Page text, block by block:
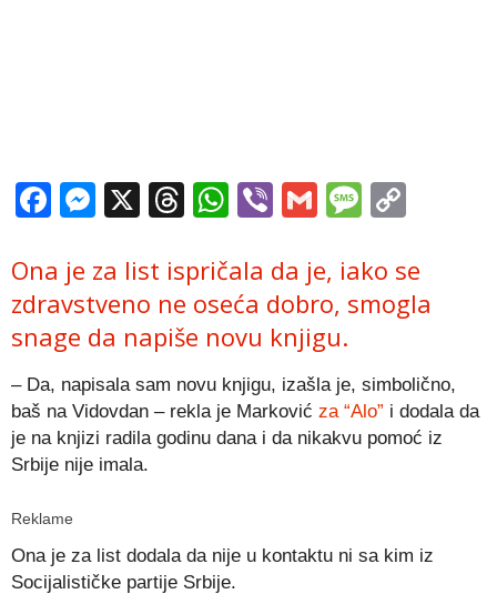
Facebook
Messenger
X Threads
WhatsApp
ViberGmail
Ona je za list ispričala da je, iako se
zdravstveno ne oseća dobro, smogla
snage da napiše novu knjigu.
– Da, napisala sam novu knjigu, izašla je, simbolično,
baš na Vidovdan – rekla je Marković za “Alo” i dodala da
je na knjizi radila godinu dana i da nikakvu pomoć iz
Srbije nije imala.
Reklame
Ona je za list dodala da nije u kontaktu ni sa kim iz
Socijalističke partije Srbije.